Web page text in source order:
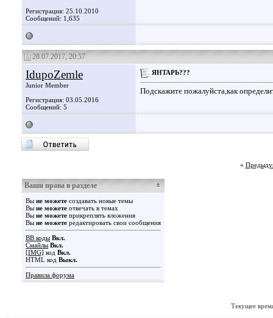
Регистрация: 25.10.2010
Сообщений: 1,635
28.07.2017, 20:57
IdupoZemle
Junior Member
Регистрация: 03.05.2016
Сообщений: 5
ЯНТАРЬ???
Подскажите пожалуйста,как
«
Ваши права в разделе
Вы не можете создавать новые темы
Вы не можете отвечать в темах
Вы не можете прикреплять вложения
Вы не можете редактировать свои сообщения
BB коды Вкл.
Смайлы Вкл.
[IMG] код Вкл.
HTML код Выкл.
Правила форума
Текущее